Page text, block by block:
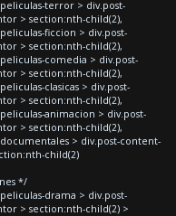
terror > div.post-
> section:nth-child(2),
ficcion > div.post-
> section:nth-child(2),
comedia > div.post-
> section:nth-child(2),
clasicas > div.post-
> section:nth-child(2),
animacion > div.post-
> section:nth-child(2),
> div.post-content-
child(2)
*/
drama > div.post-
> section:nth-child(2) >